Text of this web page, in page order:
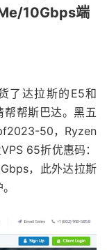
10Gbps端
了达拉斯的E5和
帮斯巴达。黑五
50，Ryzen
65折优惠码：
，此外达拉斯